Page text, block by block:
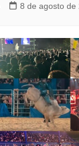
8 de agosto de